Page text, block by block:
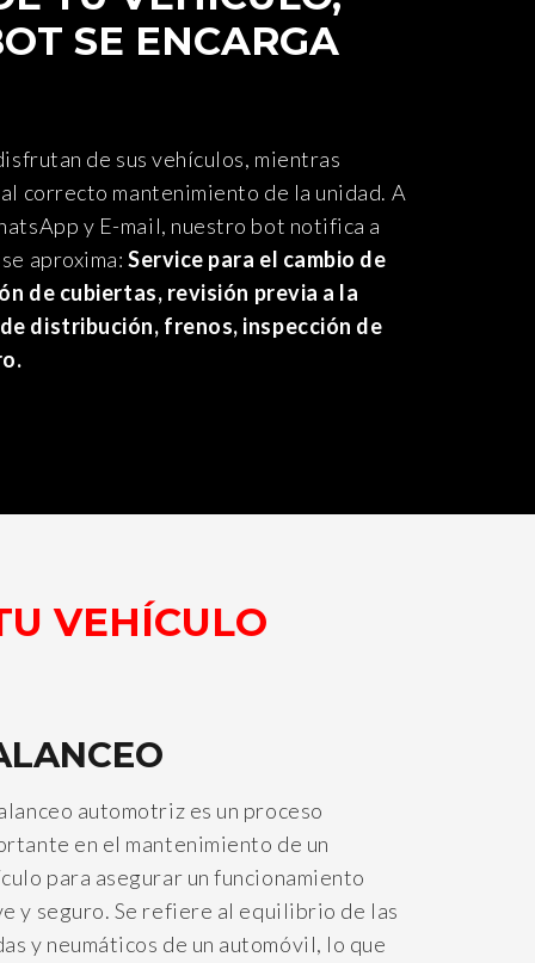
SE ENCARGA
de sus vehículos, mientras
correcto mantenimiento de la unidad. A
y E-mail, nuestro bot notifica a
aproxima: Service para el cambio de
de cubiertas, revisión previa a la
distribución, frenos, inspección de
VEHÍCULO
automotriz es un proceso
en el mantenimiento de un
para asegurar un funcionamiento
y seguro. Se refiere al equilibrio de las
y neumáticos de un automóvil, lo que